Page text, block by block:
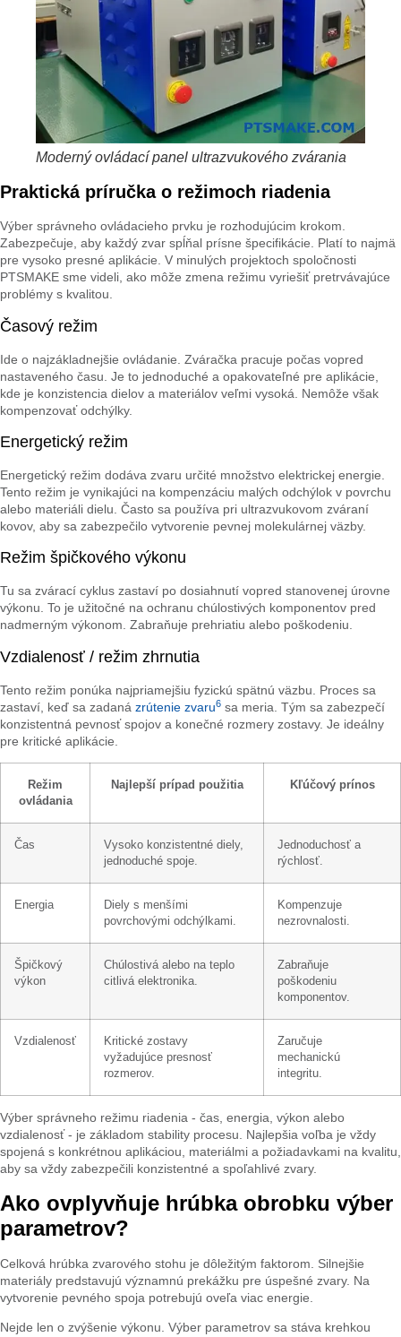
Moderný ovládací panel ultrazvukového zvárania
Praktická príručka o režimoch riadenia
Výber správneho ovládacieho prvku je rozhodujúcim krokom.
Zabezpečuje, aby každý zvar spĺňal prísne špecifikácie. Platí to najmä
pre vysoko presné aplikácie. V minulých projektoch spoločnosti
PTSMAKE sme videli, ako môže zmena režimu vyriešiť pretrvávajúce
problémy s kvalitou.
Časový režim
Ide o najzákladnejšie ovládanie. Zváračka pracuje počas vopred
nastaveného času. Je to jednoduché a opakovateľné pre aplikácie,
kde je konzistencia dielov a materiálov veľmi vysoká. Nemôže však
kompenzovať odchýlky.
Energetický režim
Energetický režim dodáva zvaru určité množstvo elektrickej energie.
Tento režim je vynikajúci na kompenzáciu malých odchýlok v povrchu
alebo materiáli dielu. Často sa používa pri ultrazvukovom zváraní
kovov, aby sa zabezpečilo vytvorenie pevnej molekulárnej väzby.
Režim špičkového výkonu
Tu sa zvárací cyklus zastaví po dosiahnutí vopred stanovenej úrovne
výkonu. To je užitočné na ochranu chúlostivých komponentov pred
nadmerným výkonom. Zabraňuje prehriatiu alebo poškodeniu.
Vzdialenosť / režim zhrnutia
Tento režim ponúka najpriamejšiu fyzickú spätnú väzbu. Proces sa
zastaví, keď sa zadaná zrútenie zvaru6 sa meria. Tým sa zabezpečí
konzistentná pevnosť spojov a konečné rozmery zostavy. Je ideálny
pre kritické aplikácie.
Režim
ovládania
Najlepší prípad použitia Kľúčový prínos
Čas
Vysoko konzistentné diely,
jednoduché spoje.
Jednoduchosť a
rýchlosť.
Energia
Diely s menšími
povrchovými odchýlkami.
Kompenzuje
nezrovnalosti.
Špičkový
výkon
Chúlostivá alebo na teplo
citlivá elektronika.
Zabraňuje
poškodeniu
komponentov.
Vzdialenosť
Kritické zostavy
vyžadujúce presnosť
rozmerov.
Zaručuje
mechanickú
integritu.
Výber správneho režimu riadenia - čas, energia, výkon alebo
vzdialenosť - je základom stability procesu. Najlepšia voľba je vždy
spojená s konkrétnou aplikáciou, materiálmi a požiadavkami na kvalitu,
aby sa vždy zabezpečili konzistentné a spoľahlivé zvary.
Ako ovplyvňuje hrúbka obrobku výber
parametrov?
Celková hrúbka zvarového stohu je dôležitým faktorom. Silnejšie
materiály predstavujú významnú prekážku pre úspešné zvary. Na
vytvorenie pevného spoja potrebujú oveľa viac energie.
Nejde len o zvýšenie výkonu. Výber parametrov sa stáva krehkou